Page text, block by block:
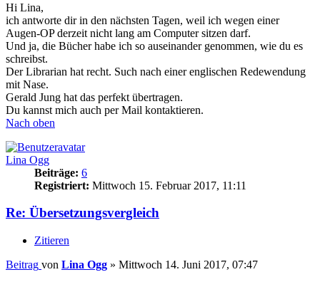
Hi Lina,
ich antworte dir in den nächsten Tagen, weil ich wegen einer
Augen-OP derzeit nicht lang am Computer sitzen darf.
Und ja, die Bücher habe ich so auseinander genommen, wie du es
schreibst.
Der Librarian hat recht. Such nach einer englischen Redewendung
mit Nase.
Gerald Jung hat das perfekt übertragen.
Du kannst mich auch per Mail kontaktieren.
Nach oben
Lina Ogg
Beiträge: 6
Registriert: Mittwoch 15. Februar 2017, 11:11
Re: Übersetzungsvergleich
Zitieren
Beitrag von Lina Ogg » Mittwoch 14. Juni 2017, 07:47